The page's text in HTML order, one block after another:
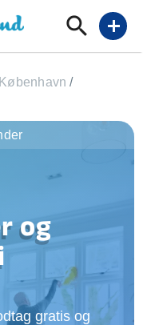
add
København /
og
gratis og